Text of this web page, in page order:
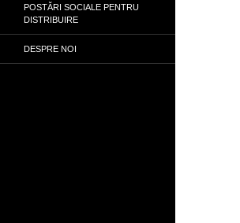
POSTĂRI SOCIALE PENTRU
DISTRIBUIRE
DESPRE NOI